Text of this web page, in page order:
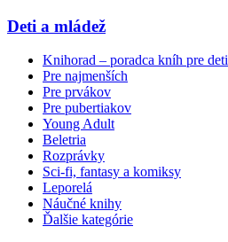
Deti a mládež
Knihorad – poradca kníh pre deti
Pre najmenších
Pre prvákov
Pre pubertiakov
Young Adult
Beletria
Rozprávky
Sci-fi, fantasy a komiksy
Leporelá
Náučné knihy
Ďalšie kategórie